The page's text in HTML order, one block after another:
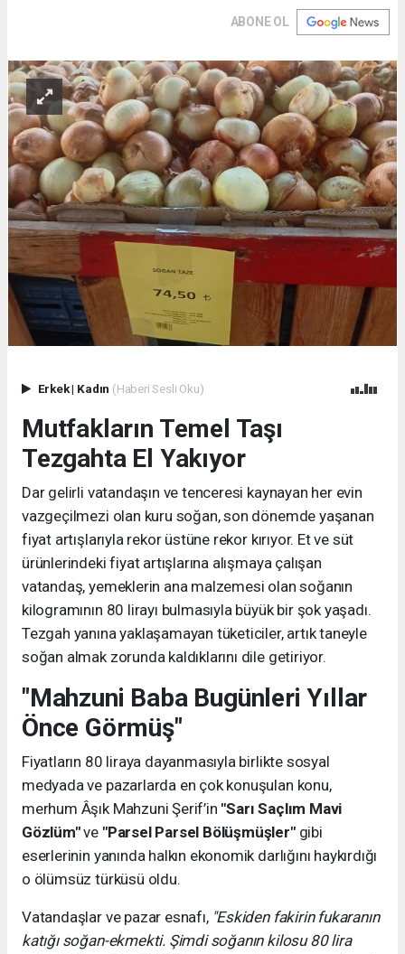
ABONE OL
Erkek| Kadın (Haberi Sesli Oku)
Mutfakların Temel Taşı
Tezgahta El Yakıyor
Dar gelirli vatandaşın ve tenceresi kaynayan her evin
vazgeçilmezi olan kuru soğan, son dönemde yaşanan
fiyat artışlarıyla rekor üstüne rekor kırıyor. Et ve süt
ürünlerindeki fiyat artışlarına alışmaya çalışan
vatandaş, yemeklerin ana malzemesi olan soğanın
kilogramının 80 lirayı bulmasıyla büyük bir şok yaşadı.
Tezgah yanına yaklaşamayan tüketiciler, artık taneyle
soğan almak zorunda kaldıklarını dile getiriyor.
"Mahzuni Baba Bugünleri Yıllar
Önce Görmüş"
Fiyatların 80 liraya dayanmasıyla birlikte sosyal
medyada ve pazarlarda en çok konuşulan konu,
merhum Âşık Mahzuni Şerif’in "Sarı Saçlım Mavi
Gözlüm"ve "Parsel Parsel Bölüşmüşler"gibi
eserlerinin yanında halkın ekonomik darlığını haykırdığı
o ölümsüz türküsü oldu.
Vatandaşlar ve pazar esnafı, "Eskiden fakirin fukaranın
katığı soğan-ekmekti. Şimdi soğanın kilosu 80 lira